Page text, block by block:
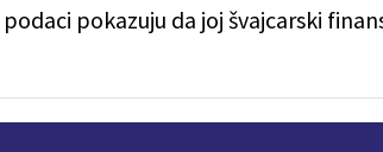
pokazuju da joj švajcarski